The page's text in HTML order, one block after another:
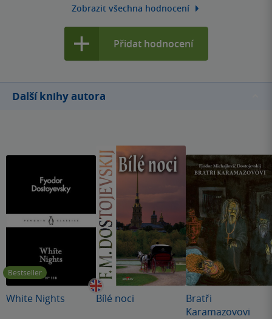
Zobrazit všechna hodnocení
Přidat hodnocení
Další knihy autora
Bestseller
White Nights Bílé noci
Bratři
Karamazovovi